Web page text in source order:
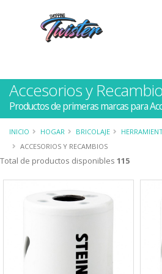
Accesorios y
Productos de primeras marcas para
INICIO HOGAR BRICOLAJE
ACCESORIOS Y RECAMBIOS
Total de productos disponibles 115